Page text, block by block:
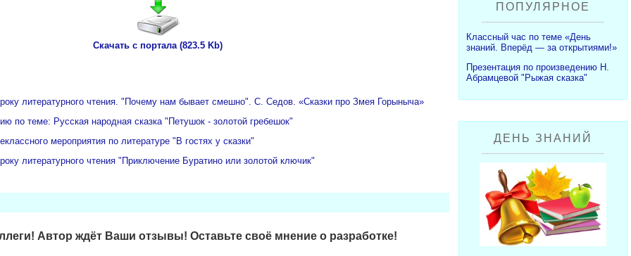
Скачать с портала (823.5 Kb)
литературного чтения. "Почему нам бывает смешно". С. Седов. «Сказки про Змея Горыныча»
по теме: Русская народная сказка "Петушок - золотой гребешок"
мероприятия по литературе "В гостях у сказки"
литературного чтения "Приключение Буратино или золотой ключик"
Автор ждёт Ваши отзывы! Оставьте своё мнение о разработке!
ПОПУЛЯРНОЕ
Классный час по теме «День
знаний. Вперёд — за открытиями!»
Презентация по произведению Н.
Абрамцевой "Рыжая сказка"
ДЕНЬ ЗНАНИЙ